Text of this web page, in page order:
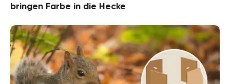
bringen Farbe in die Hecke